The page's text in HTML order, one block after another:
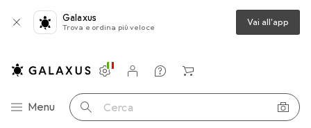
Galaxus
Trova e ordina più veloce Vai all'app
Categoria Navigazione
Menu Cerca
Impostazioni
Conto cliente
Liste di confronto
Liste dei desideri
Carrello